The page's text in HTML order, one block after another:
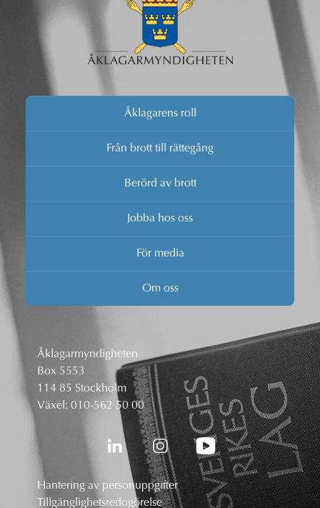
Åklagarens roll
Från brott till rättegång
Berörd av brott
Jobba hos oss
För media
Om oss
Åklagarmyndigheten
Box 5553
114 85 Stockholm
Växel: 010-562 50 00
Hantering av personuppgifter
Tillgänglighetsredogörelse